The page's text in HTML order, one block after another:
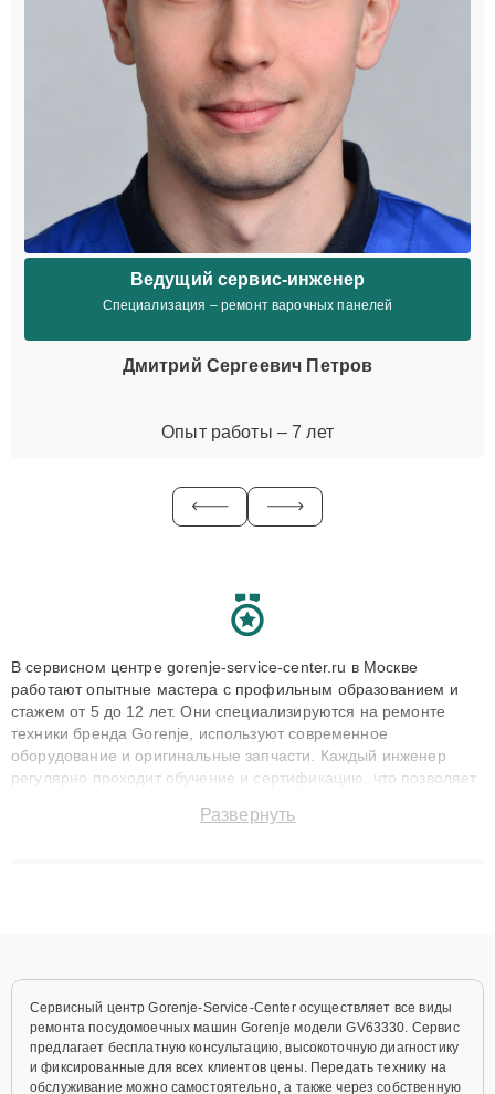
Ведущий сервис-инженер
Специализация – ремонт варочных панелей
Дмитрий Сергеевич Петров
Опыт работы – 7 лет
В сервисном центре gorenje-service-center.ru в Москве
работают опытные мастера с профильным образованием и
стажем от 5 до 12 лет. Они специализируются на ремонте
техники бренда Gorenje, используют современное
оборудование и оригинальные запчасти. Каждый инженер
регулярно проходит обучение и сертификацию, что позволяет
технику с сохранением гарантии до 3 лет. Наши мастера
Развернуть
Сервисный центр Gorenje-Service-Center осуществляет все виды
ремонта посудомоечных машин Gorenje модели GV63330. Сервис
предлагает бесплатную консультацию, высокоточную диагностику
и фиксированные для всех клиентов цены. Передать технику на
обслуживание можно самостоятельно, а также через собственную